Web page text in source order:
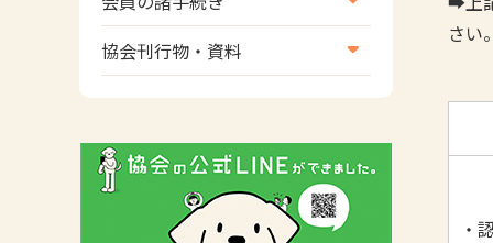
さい。
・
スポーツ振興関連
災害対策関連
女性相談窓口
倫理関連情報
会員の諸手続き
協会刊行物・資料
広報活動について